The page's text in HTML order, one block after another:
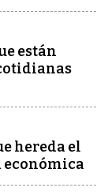
están
hereda el
económica